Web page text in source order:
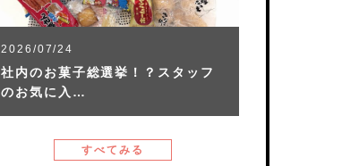
2026/07/24
社内のお菓子総選挙！？スタッフ
のお気に入…
すべてみる